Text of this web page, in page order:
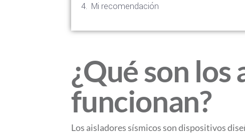
Mi recomendación
¿Qué son
funcionan?
Los aisladores sísmicos son dispositivos